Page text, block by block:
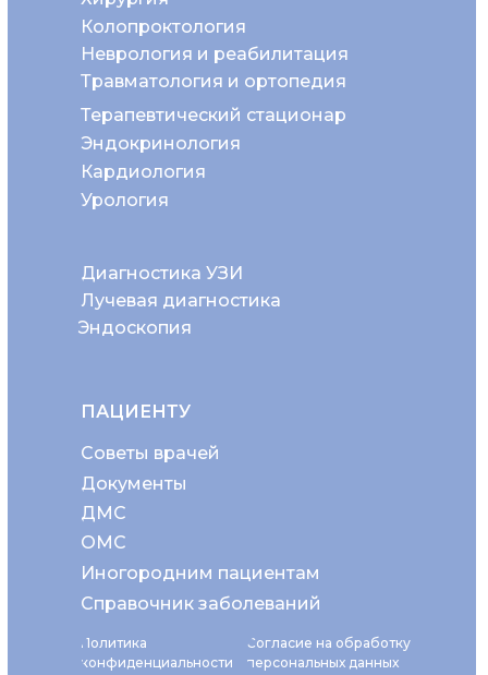
Политика
конфиденциальности
Согласие на обработку
персональных данных
Неврология и реабилитация
Колопроктология
Диагностика УЗИ
Эндоскопия
Травматология и ортопедия
Эндокринология
Терапевтический стационар
Кардиология
Урология
Лучевая диагностика
ПАЦИЕНТУ
Советы врачей
ОМС
Документы
ДМС
Иногородним пациентам
Справочник заболеваний